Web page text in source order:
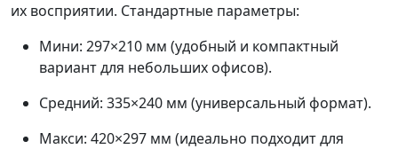
их восприятии. Стандартные параметры:
Мини: 297×210 мм (удобный и компактный
вариант для небольших офисов).
Средний: 335×240 мм (универсальный формат).
Макси: 420×297 мм (идеально подходит для